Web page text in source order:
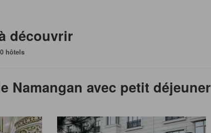
découvrir
hôtels
Namangan avec petit déjeuner